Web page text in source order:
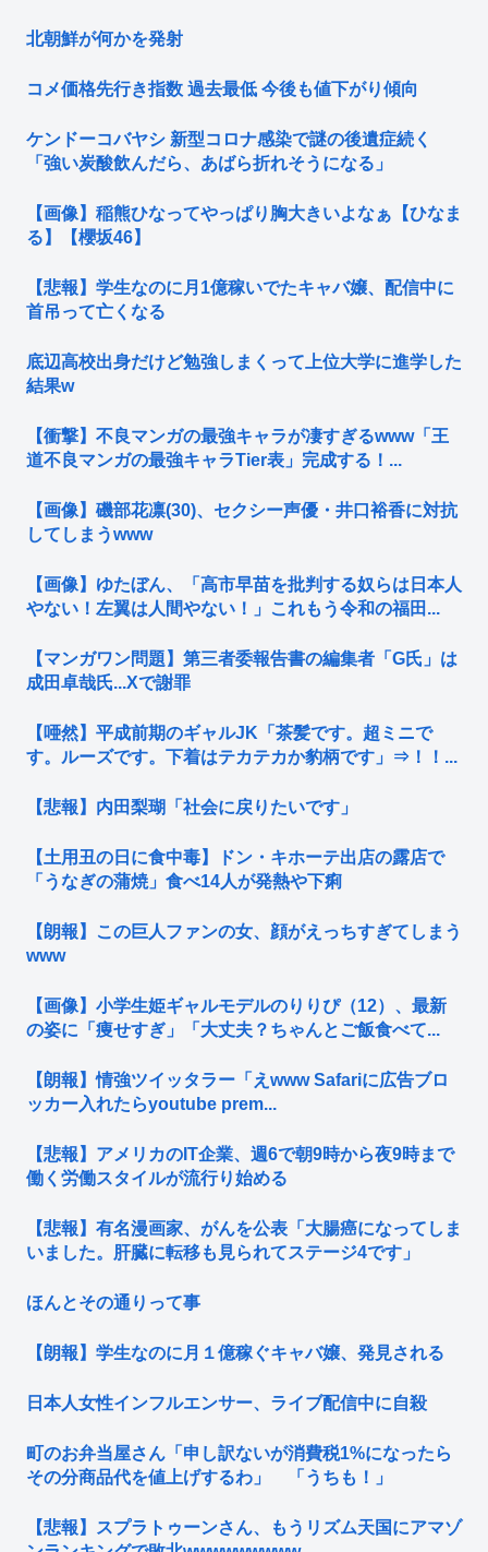
北朝鮮が何かを発射
コメ価格先行き指数 過去最低 今後も値下がり傾向
ケンドーコバヤシ 新型コロナ感染で謎の後遺症続く
「強い炭酸飲んだら、あばら折れそうになる」
【画像】稲熊ひなってやっぱり胸大きいよなぁ【ひなま
る】【櫻坂46】
【悲報】学生なのに月1億稼いでたキャバ嬢、配信中に
首吊って亡くなる
底辺高校出身だけど勉強しまくって上位大学に進学した
結果w
【衝撃】不良マンガの最強キャラが凄すぎるwww「王
道不良マンガの最強キャラTier表」完成する！...
【画像】磯部花凛(30)、セクシー声優・井口裕香に対抗
してしまうwww
【画像】ゆたぼん、「高市早苗を批判する奴らは日本人
やない！左翼は人間やない！」これもう令和の福田...
【マンガワン問題】第三者委報告書の編集者「G氏」は
成田卓哉氏...Xで謝罪
【唖然】平成前期のギャルJK「茶髪です。超ミニで
す。ルーズです。下着はテカテカか豹柄です」⇒！！...
【悲報】内田梨瑚「社会に戻りたいです」
【土用丑の日に食中毒】ドン・キホーテ出店の露店で
「うなぎの蒲焼」食べ14人が発熱や下痢
【朗報】この巨人ファンの女、顔がえっちすぎてしまう
www
【画像】小学生姫ギャルモデルのりりぴ（12）、最新
の姿に「痩せすぎ」「大丈夫？ちゃんとご飯食べて...
【朗報】情強ツイッタラー「えwww Safariに広告ブロ
ッカー入れたらyoutube prem...
【悲報】アメリカのIT企業、週6で朝9時から夜9時まで
働く労働スタイルが流行り始める
【悲報】有名漫画家、がんを公表「大腸癌になってしま
いました。肝臓に転移も見られてステージ4です」
ほんとその通りって事
【朗報】学生なのに月１億稼ぐキャバ嬢、発見される
日本人女性インフルエンサー、ライブ配信中に自殺
町のお弁当屋さん「申し訳ないが消費税1%になったら
その分商品代を値上げするわ」 「うちも！」
【悲報】スプラトゥーンさん、もうリズム天国にアマゾ